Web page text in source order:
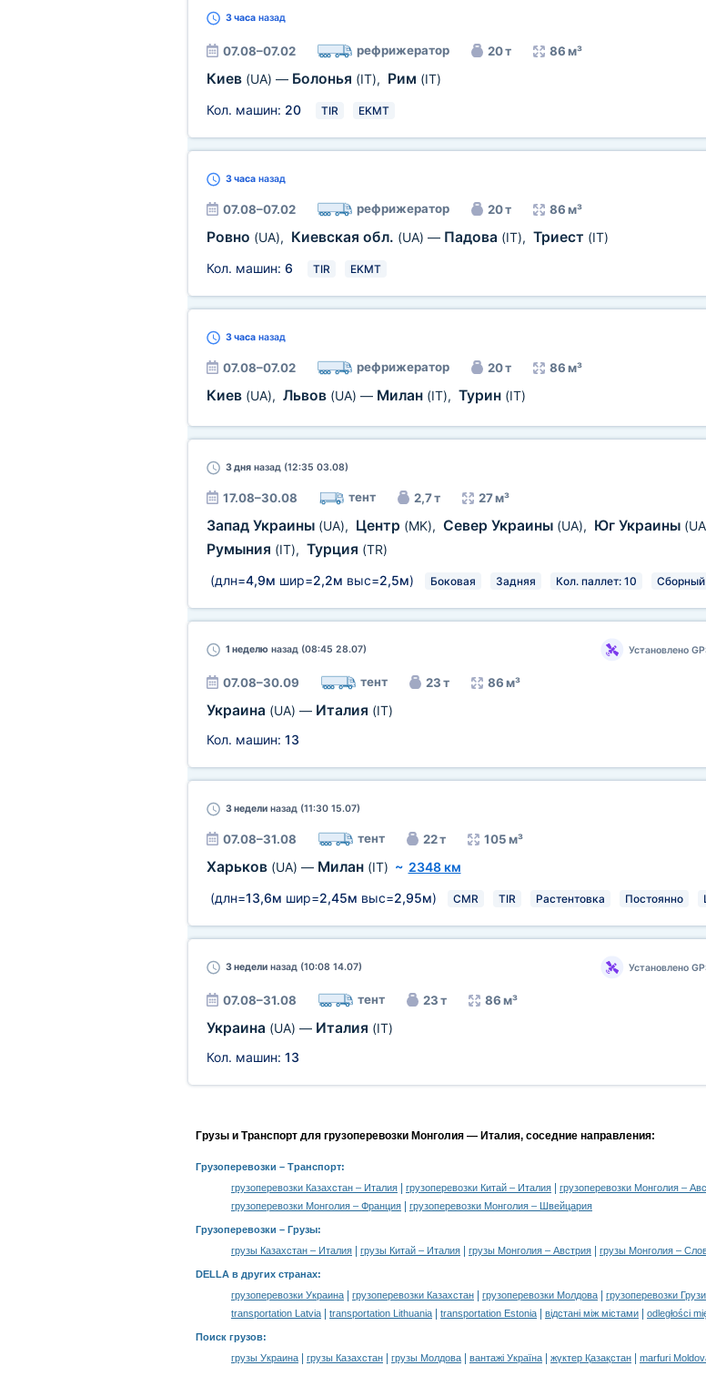
3 часаназад
07.08–07.02 рефрижератор 20 т 86 м³
Киев (UA) — Болонья (IT), Рим (IT)
Кол. машин: 20 TIR EKMT
3 часаназад
07.08–07.02 рефрижератор 20 т 86 м³
Ровно (UA), Киевская обл. (UA) — Падова (IT), Триест (IT)
Кол. машин: 6 TIR EKMT
3 часаназад
07.08–07.02 рефрижератор 20 т 86 м³
Киев (UA), Львов (UA) — Милан (IT), Турин (IT)
3 дняназад (12:35 03.08)
17.08–30.08 тент 2,7 т 27 м³
Запад Украины (UA), Центр (MK), Север Украины (UA), Юг Украины
Румыния (IT), Турция (TR)
(длн=4,9м шир=2,2м выс=2,5м) Боковая Задняя Кол. паллет: 10 Сборный
1 неделюназад (08:45 28.07) Установлено
07.08–30.09 тент 23 т 86 м³
Украина (UA) — Италия (IT)
Кол. машин: 13
3 неделиназад (11:30 15.07)
07.08–31.08 тент 22 т 105 м³
Харьков (UA) — Милан (IT) ~ 2348 км
(длн=13,6м шир=2,45м выс=2,95м) CMR TIR Растентовка Постоянно
3 неделиназад (10:08 14.07) Установлено
07.08–31.08 тент 23 т 86 м³
Украина (UA) — Италия (IT)
Кол. машин: 13
Грузы и Транспорт для грузоперевозки Монголия — Италия, соседние направления:
Грузоперевозки – Транспорт:
грузоперевозки Казахстан – Италия
грузоперевозки Китай – Италия грузоперевозки Монголия –
грузоперевозки Монголия – Франция грузоперевозки Монголия – Швейцария
Грузоперевозки – Грузы:
грузы Казахстан – Италия
грузы Китай – Италия грузы Монголия – Австрия грузы Монголия –
DELLA в других странах:
грузоперевозки Украина
грузоперевозки Казахстан грузоперевозки Молдова грузоперевозки
transportation Latvia transportation Lithuania transportation Estonia відстані між містами odległości
Поиск грузов:
грузы Украина
грузы Казахстан грузы Молдова вантажі Україна жүктер Қазақстан marfuri